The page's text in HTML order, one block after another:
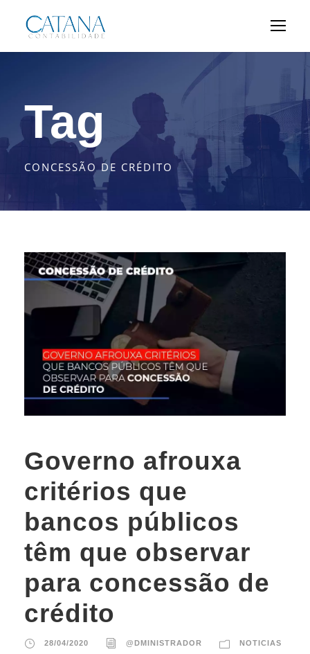
Tag
CONCESSÃO DE CRÉDITO
Governo afrouxa
critérios que
bancos públicos
têm que observar
para concessão de
crédito
28/04/2020 @DMINISTRADOR NOTICIAS